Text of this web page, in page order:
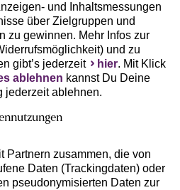
und Inhaltsmessungen
über Zielgruppen und
zu gewinnen. Mehr Infos zur
und zu
gibt’s jederzeit
hier. Mit Klick
ablehnen kannst Du Deine
jederzeit ablehnen.
Partnern zusammen, die von
Daten (Trackingdaten) oder
pseudonymisierten Daten zur